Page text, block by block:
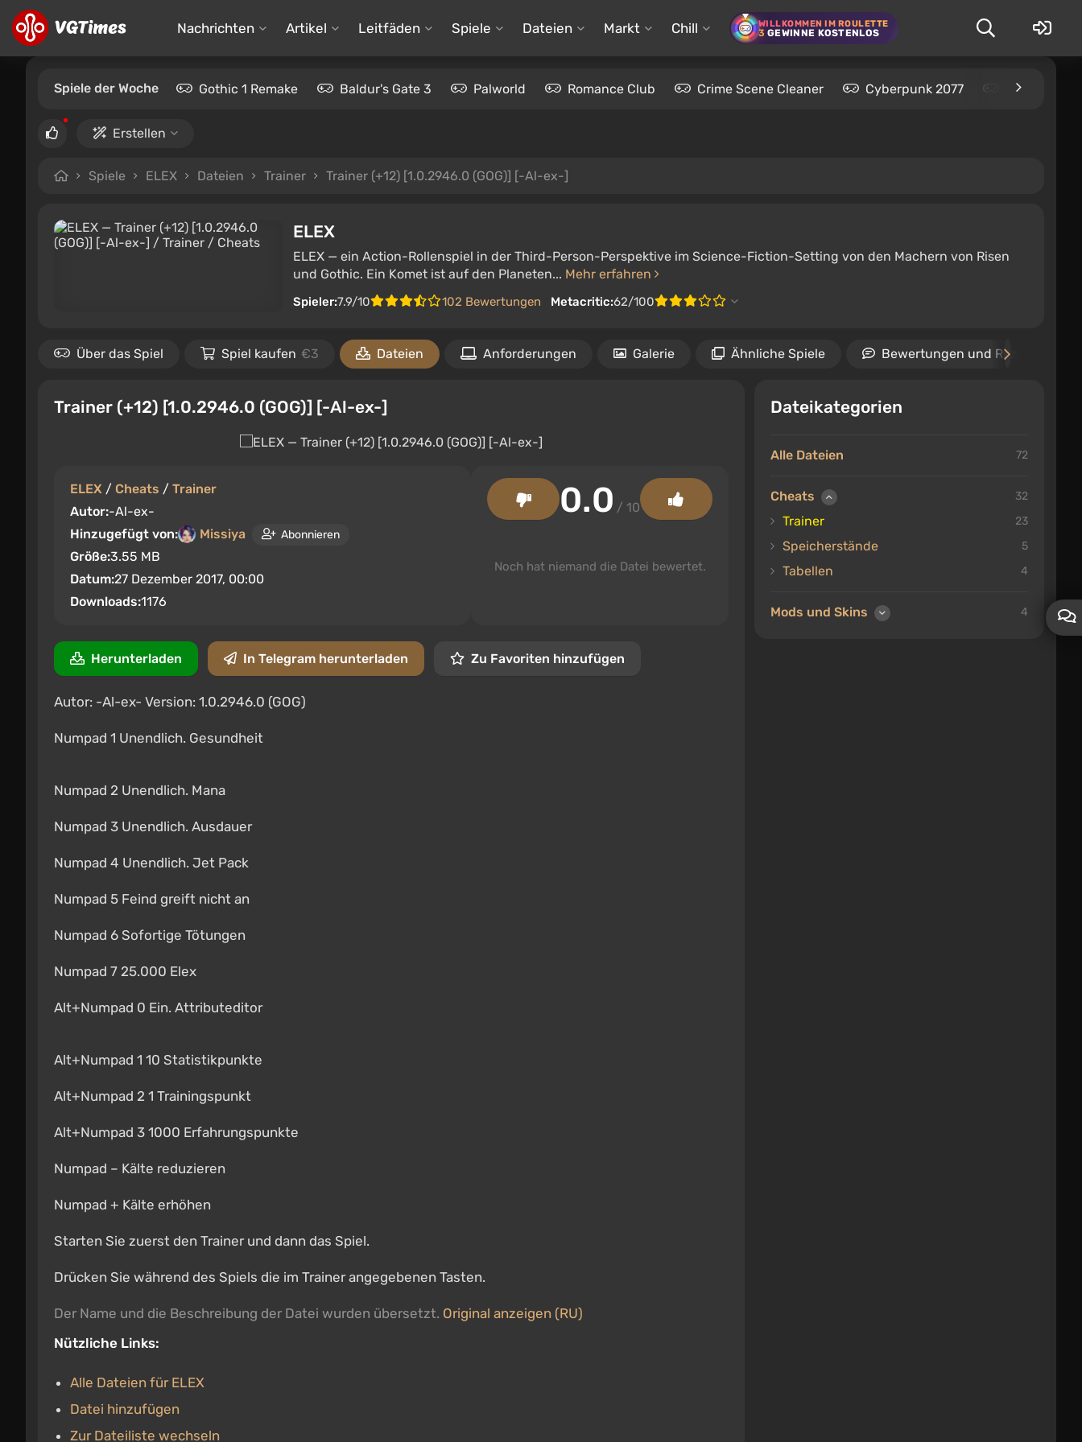
Nachrichten Artikel Leitfäden Spiele Dateien Markt Chill WILLKOMMEN IM ROULETTE
3 GEWINNE KOSTENLOS
Spiele der Woche Gothic 1 Remake Baldur's Gate 3 Palworld Romance Club Crime Scene Cleaner Cyberpunk 2077 Kingdom
Erstellen
Spiele ELEX Dateien Trainer Trainer (+12) [1.0.2946.0 (GOG)] [-Al-ex-]
ELEX
ELEX — ein Action-Rollenspiel in der Third-Person-Perspektive im Science-Fiction-Setting von den Machern von Risen
und Gothic. Ein Komet ist auf den Planeten... Mehr erfahren
Spieler:7.9/10 102 Bewertungen Metacritic:62/100
Über das Spiel Spiel kaufen €3 Dateien Anforderungen Galerie Ähnliche Spiele Bewertungen und Rezensionen
Dateikategorien
Alle Dateien 72
Cheats 32
Trainer 23
Speicherstände 5
Tabellen 4
Mods und Skins 4
Trainer (+12) [1.0.2946.0 (GOG)] [-Al-ex-]
ELEX / Cheats / Trainer
Autor:-Al-ex-
Hinzugefügt von:
Missiya Abonnieren
Größe:3.55 MB
Datum:27 Dezember 2017, 00:00
Downloads:1176
0.0 / 10
Noch hat niemand die Datei bewertet.
Herunterladen In Telegram herunterladen Zu Favoriten hinzufügen
Autor: -Al-ex- Version: 1.0.2946.0 (GOG)
Numpad 1 Unendlich. Gesundheit
Numpad 2 Unendlich. Mana
Numpad 3 Unendlich. Ausdauer
Numpad 4 Unendlich. Jet Pack
Numpad 5 Feind greift nicht an
Numpad 6 Sofortige Tötungen
Numpad 7 25.000 Elex
Alt+Numpad 0 Ein. Attributeditor
Alt+Numpad 1 10 Statistikpunkte
Alt+Numpad 2 1 Trainingspunkt
Alt+Numpad 3 1000 Erfahrungspunkte
Numpad – Kälte reduzieren
Numpad + Kälte erhöhen
Starten Sie zuerst den Trainer und dann das Spiel.
Drücken Sie während des Spiels die im Trainer angegebenen Tasten.
Der Name und die Beschreibung der Datei wurden übersetzt. Original anzeigen (RU)
Nützliche Links:
Alle Dateien für ELEX
Datei hinzufügen
Zur Dateiliste wechseln